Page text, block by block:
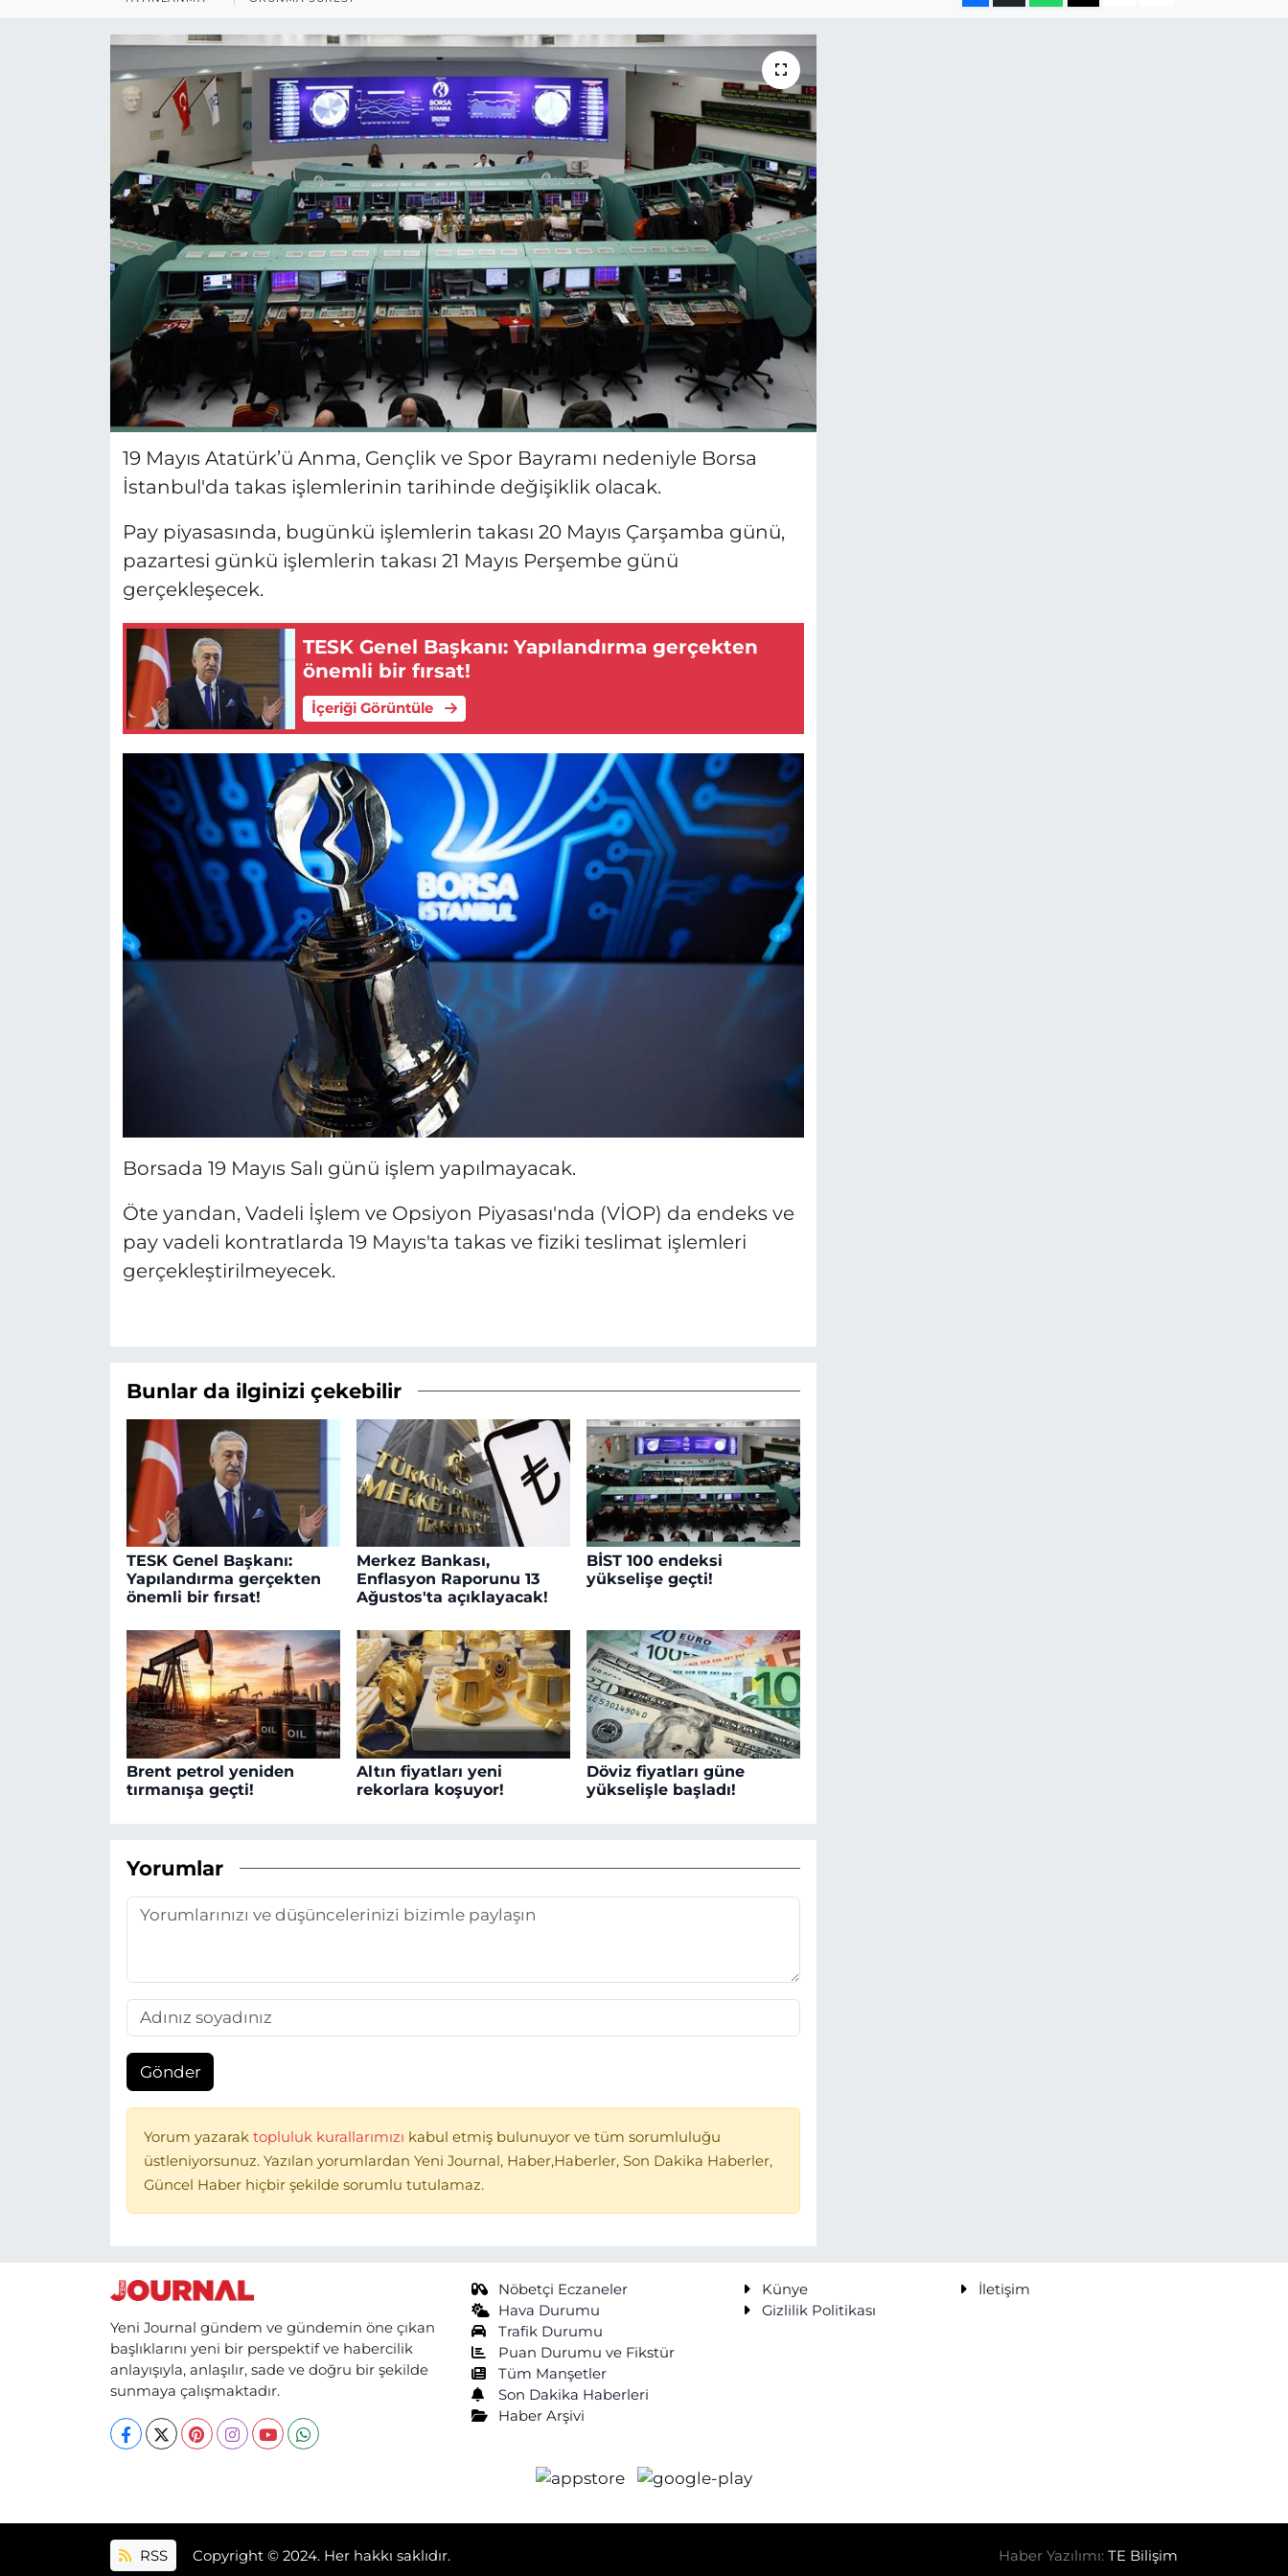
19 Mayıs Atatürk’ü Anma, Gençlik ve Spor Bayramı nedeniyle Borsa
İstanbul'da takas işlemlerinin tarihinde değişiklik olacak.
Pay piyasasında, bugünkü işlemlerin takası 20 Mayıs Çarşamba günü,
pazartesi günkü işlemlerin takası 21 Mayıs Perşembe günü
gerçekleşecek.
TESK Genel Başkanı: Yapılandırma gerçekten
önemli bir fırsat!
İçeriği Görüntüle
Borsada 19 Mayıs Salı günü işlem yapılmayacak.
Öte yandan, Vadeli İşlem ve Opsiyon Piyasası'nda (VİOP) da endeks ve
pay vadeli kontratlarda 19 Mayıs'ta takas ve fiziki teslimat işlemleri
gerçekleştirilmeyecek.
Bunlar da ilginizi çekebilir
TESK Genel Başkanı:
Yapılandırma gerçekten
önemli bir fırsat!
Merkez Bankası,
Enflasyon Raporunu 13
Ağustos'ta açıklayacak!
BİST 100 endeksi
yükselişe geçti!
Brent petrol yeniden
tırmanışa geçti!
Altın fiyatları yeni
rekorlara koşuyor!
Döviz fiyatları güne
yükselişle başladı!
Yorumlar
Gönder
Yorum yazarak topluluk kurallarımızı kabul etmiş bulunuyor ve tüm sorumluluğu
üstleniyorsunuz. Yazılan yorumlardan Yeni Journal, Haber,Haberler, Son Dakika Haberler,
Güncel Haber hiçbir şekilde sorumlu tutulamaz.
Yeni Journal gündem ve gündemin öne çıkan
başlıklarını yeni bir perspektif ve habercilik
anlayışıyla, anlaşılır, sade ve doğru bir şekilde
sunmaya çalışmaktadır.
Nöbetçi Eczaneler
Hava Durumu
Trafik Durumu
Puan Durumu ve Fikstür
Tüm Manşetler
Son Dakika Haberleri
Haber Arşivi
Künye
İletişim
Gizlilik Politikası
RSS Copyright © 2024. Her hakkı saklıdır. Haber Yazılımı:TE Bilişim